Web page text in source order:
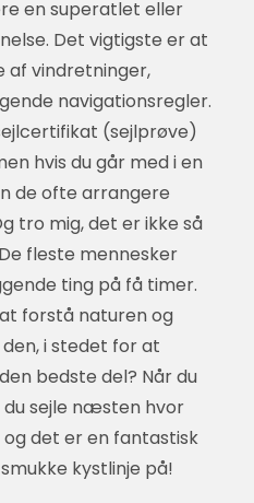
en superatlet eller
Det vigtigste er at
af vindretninger,
navigationsregler.
(sejlprøve)
hvis du går med i en
de ofte arrangere
tro mig, det er ikke så
fleste mennesker
ting på få timer.
forstå naturen og
i stedet for at
bedste del? Når du
sejle næsten hvor
det er en fantastisk
kystlinje på!